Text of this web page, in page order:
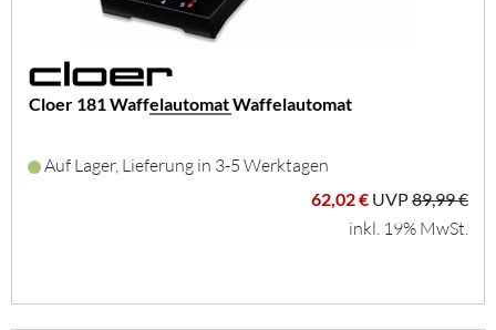
Cloer 181 Waffelautomat Waffelautomat
Auf Lager, Lieferung in 3-5 Werktagen
62,02 € UVP89,99 €
inkl. 19% MwSt.